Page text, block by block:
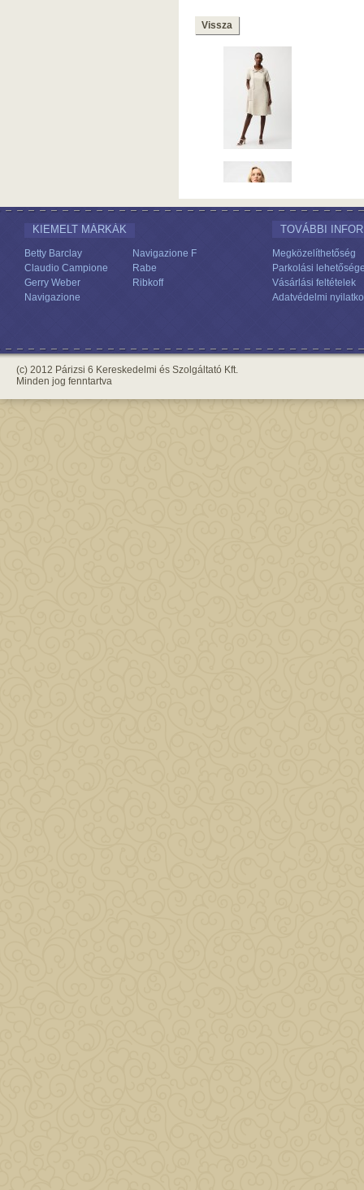
Vissza
KIEMELT MÁRKÁK
Betty Barclay
Claudio Campione
Gerry Weber
Navigazione
Navigazione F
Rabe
Ribkoff
TOVÁBBI
Megközelíthetőség
Parkolási
Vásárlási feltételek
Adatvédelmi
(c) 2012 Párizsi 6 Kereskedelmi és Szolgáltató Kft.
Minden jog fenntartva